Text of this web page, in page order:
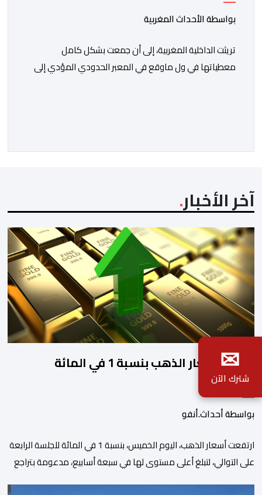
بواسطة الأحداث المغربية
تريثت الداخلية المغربية، إلى أن جمعت بشكل كامل
معطياتها في ول ماوقع في المعبر الحدودي المؤدي إلى
الحقائق، […]
آخر الأخبار
ارتفاع أسعار الذهب بنسبة 1 في المائة
بواسطة أحداث.أنفو
ارتفعت أسعار الذهب، اليوم الخميس، بنسبة 1 في المائة للجلسة الرابعة
على التوالي، لتبلغ أعلى مستوى لها في سبعة أسابيع، مدعومة بتراجع
✉
شترك الآن